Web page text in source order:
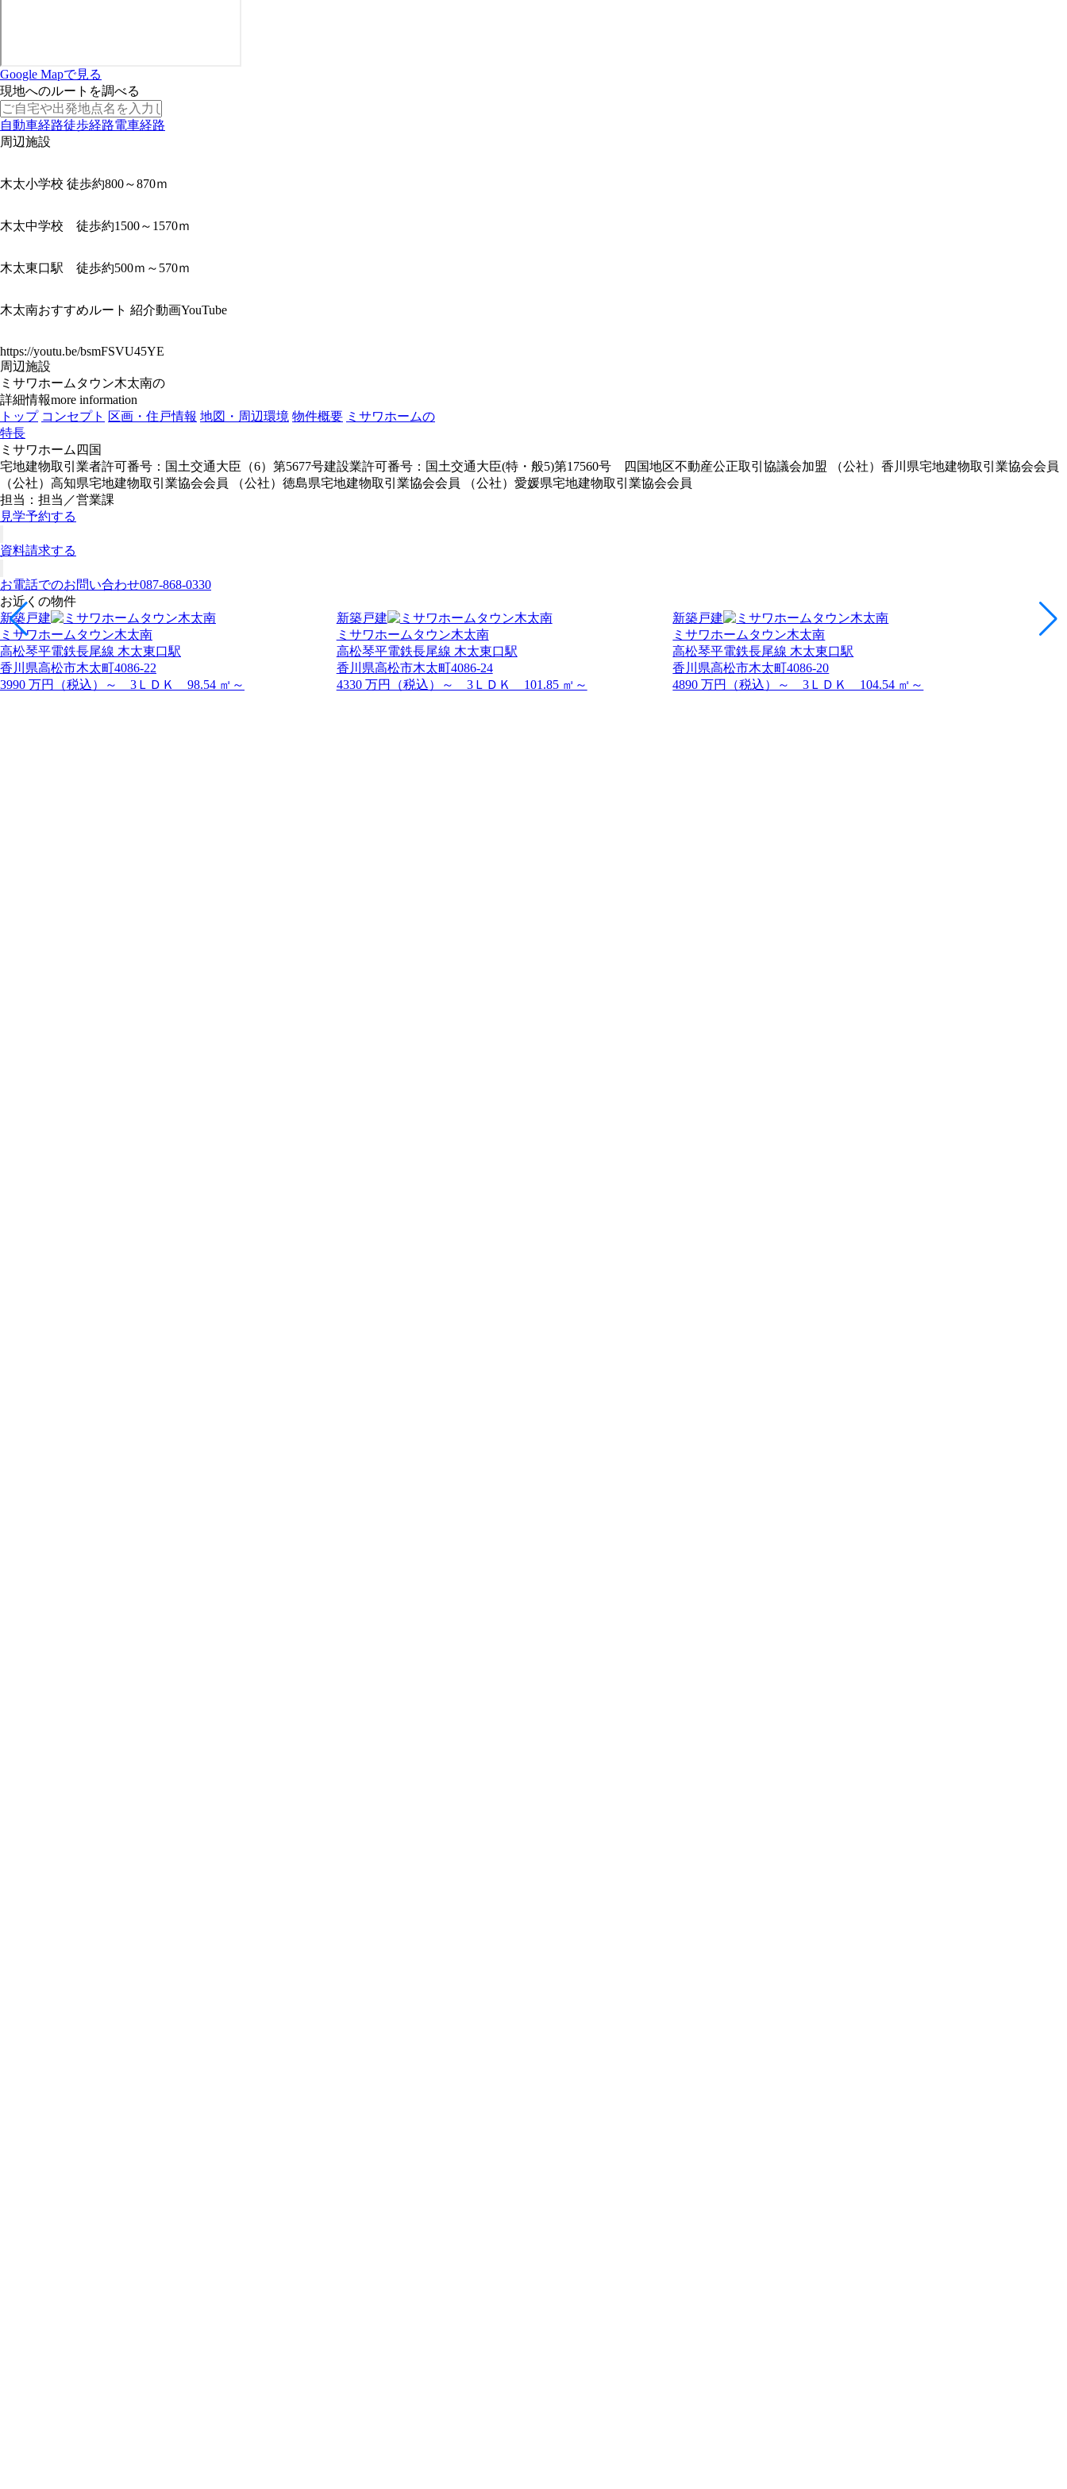
Google Mapで見る
現地へのルートを調べる
自動車経路徒歩経路電車経路
周辺施設
木太小学校 徒歩約800～870ｍ
木太中学校 徒歩約1500～1570ｍ
木太東口駅 徒歩約500ｍ～570ｍ
木太南おすすめルート 紹介動画YouTube
https://youtu.be/bsmFSVU45YE
周辺施設
ミサワホームタウン木太南の
詳細情報more information
トップ コンセプト 区画・住戸情報 地図・周辺環境 物件概要 ミサワホームの
特長
ミサワホーム四国
宅地建物取引業者許可番号：国土交通大臣（6）第5677号建設業許可番号：国土交通大臣(特・般5)第17560号 四国地区不動産公正取引協議会加盟 （公社）香川県宅地建物取引業協会会員
（公社）高知県宅地建物取引業協会会員 （公社）徳島県宅地建物取引業協会会員 （公社）愛媛県宅地建物取引業協会会員
担当：担当／営業課
見学予約する
資料請求する
お電話でのお問い合わせ087-868-0330
お近くの物件
新築戸建
ミサワホームタウン木太南
高松琴平電鉄長尾線 木太東口駅
香川県高松市木太町4086-22
3990 万円（税込）～ 3ＬＤＫ 98.54 ㎡～
新築戸建
ミサワホームタウン木太南
高松琴平電鉄長尾線 木太東口駅
香川県高松市木太町4086-24
4330 万円（税込）～ 3ＬＤＫ 101.85 ㎡～
新築戸建
ミサワホームタウン木太南
高松琴平電鉄長尾線 木太東口駅
香川県高松市木太町4086-20
4890 万円（税込）～ 3ＬＤＫ 104.54 ㎡～